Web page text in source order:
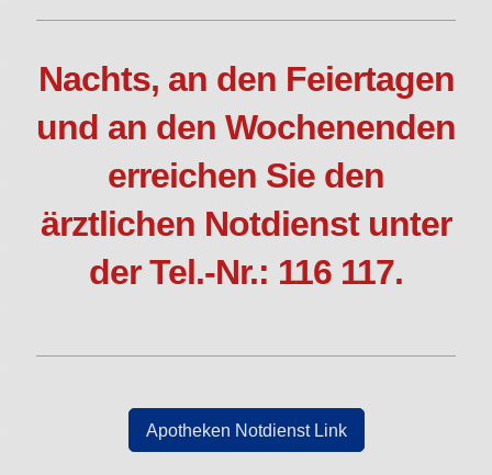
Nachts, an den Feiertagen
und an den Wochenenden
erreichen Sie den
ärztlichen Notdienst unter
der Tel.-Nr.: 116 117.
Apotheken Notdienst Link